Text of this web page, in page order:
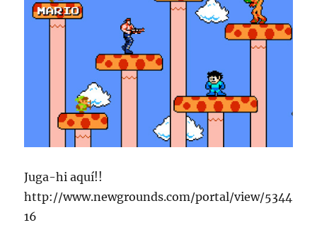
Juga-hi aquí!!
http://www.newgrounds.com/portal/view/5344
16